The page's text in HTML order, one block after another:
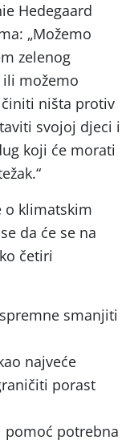
Hedegaard
„Možemo
zelenog
možemo
ništa protiv
svojoj djeci i
koji će morati
o klimatskim
da će se na
četiri
smanjiti
najveće
porast
pomoć potrebna